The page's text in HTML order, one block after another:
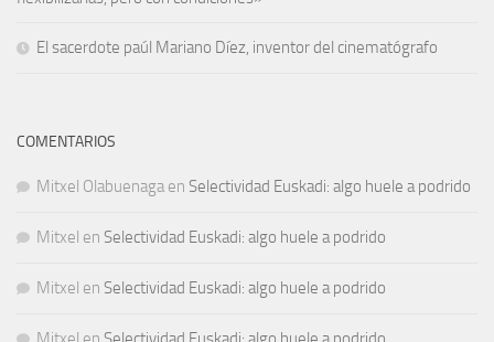
El sacerdote paúl Mariano Díez, inventor del cinematógrafo
COMENTARIOS
Mitxel Olabuenaga en Selectividad Euskadi: algo huele a podrido
Mitxel en Selectividad Euskadi: algo huele a podrido
Mitxel en Selectividad Euskadi: algo huele a podrido